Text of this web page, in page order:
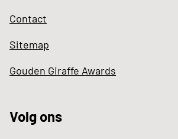
Contact
Sitemap
Gouden Giraffe Awards
Volg ons